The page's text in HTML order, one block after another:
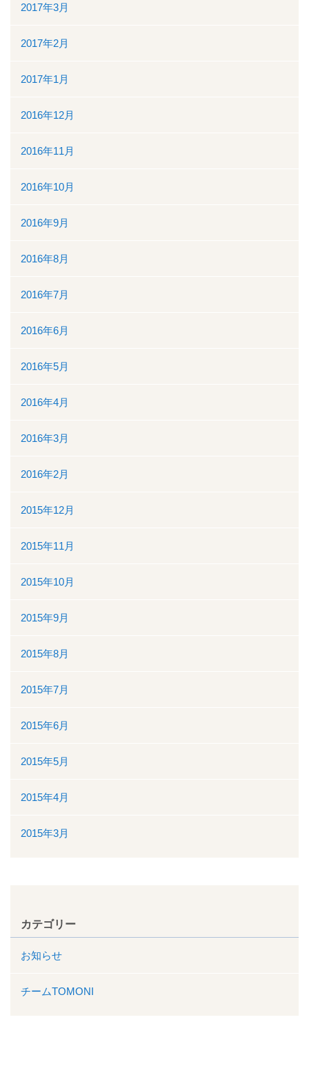
2017年3月
2017年2月
2017年1月
2016年12月
2016年11月
2016年10月
2016年9月
2016年8月
2016年7月
2016年6月
2016年5月
2016年4月
2016年3月
2016年2月
2015年12月
2015年11月
2015年10月
2015年9月
2015年8月
2015年7月
2015年6月
2015年5月
2015年4月
2015年3月
カテゴリー
お知らせ
チームTOMONI